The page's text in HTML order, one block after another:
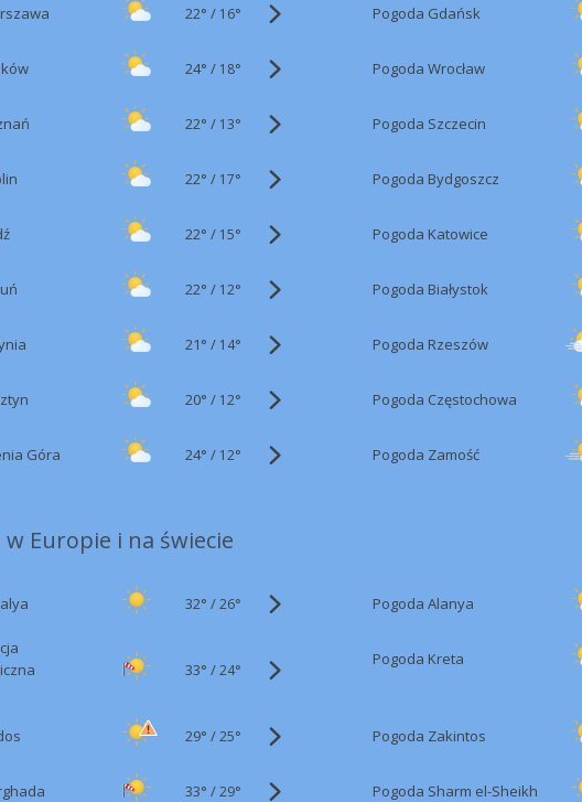
22° / 16° Pogoda Gdańsk
24° / 18° Pogoda Wrocław
22° / 13° Pogoda Szczecin
22° / 17° Pogoda Bydgoszcz
22° / 15° Pogoda Katowice
22° / 12° Pogoda Białystok
21° / 14° Pogoda Rzeszów
20° / 12° Pogoda Częstochowa
Góra 24° / 12° Pogoda Zamość
w Europie i na świecie
32° /26° Pogoda Alanya
33° /24°
Pogoda Kreta
29° /25° Pogoda Zakintos
33° /29° Pogoda Sharm el-Sheikh